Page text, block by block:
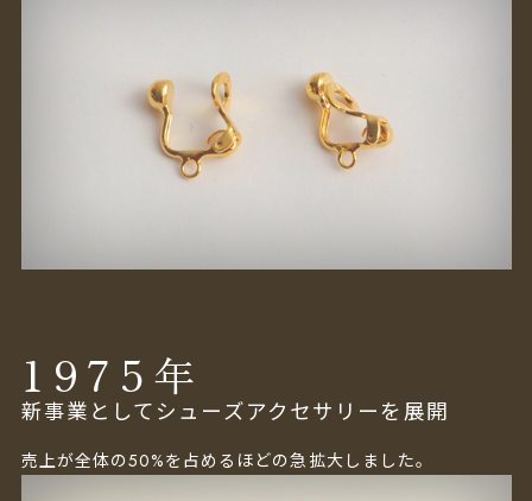
1975年
新事業としてシューズアクセサリーを展開
売上が全体の50%を占めるほどの急拡大しました。